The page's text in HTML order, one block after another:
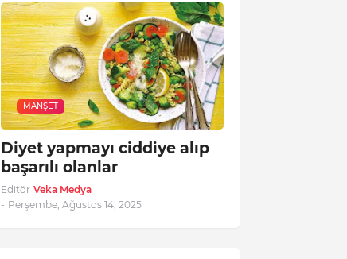
MANŞET
Diyet yapmayı ciddiye alıp
başarılı olanlar
Editör Veka Medya
- Perşembe, Ağustos 14, 2025